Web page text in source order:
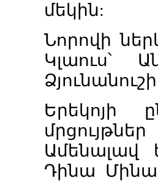
մեկին:
Նորովի
Կլաուս՝
Երեկոյի
Ամենալավ
Դինա